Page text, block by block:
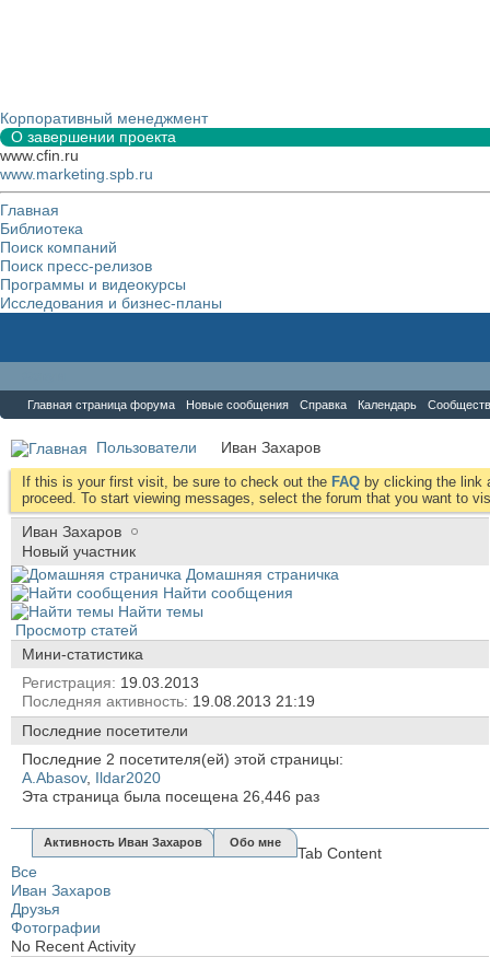
Корпоративный менеджмент
О завершении проекта
www.cfin.ru
www.marketing.spb.ru
Главная
Библиотека
Поиск компаний
Поиск пресс-релизов
Программы и видеокурсы
Исследования и бизнес-планы
Главная страница форума Новые сообщения Справка Календарь
Пользователи Иван Захаров
If this is your first visit, be sure to check out the FAQ by clicking the link
proceed. To start viewing messages, select the forum that you want to
Иван Захаров
Новый участник
Домашняя страничка
Найти сообщения
Найти темы
Просмотр статей
Мини-статистика
Регистрация
19.03.2013
Последняя активность 19.08.2013 21:19
Последние посетители
Последние 2 посетителя(ей) этой страницы:
A.Abasov, Ildar2020
Эта страница была посещена 26,446 раз
Активность Иван Захаров Обо мне
Tab Content
Все
Иван Захаров
Друзья
Фотографии
No Recent Activity